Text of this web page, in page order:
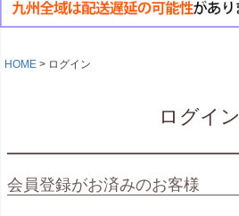
HOME ログイン
ログイン
会員登録がお済みのお客様